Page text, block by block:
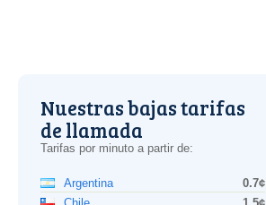
Nuestras bajas tarifas
de llamada
Tarifas por minuto a partir de:
Argentina
0.7¢